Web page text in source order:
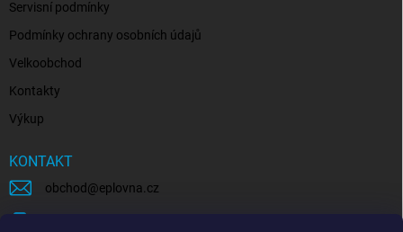
Servisní podmínky
Podmínky ochrany osobních údajů
Velkoobchod
Kontakty
Výkup
KONTAKT
obchod @eplovna.cz